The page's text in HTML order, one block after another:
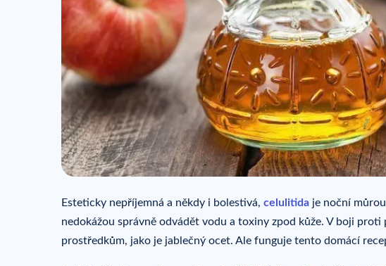
Esteticky nepříjemná a někdy i bolestivá, celulitida je noční
nedokážou správně odvádět vodu a toxiny zpod kůže. V boji
prostředkům, jako je jablečný ocet. Ale funguje tento domácí